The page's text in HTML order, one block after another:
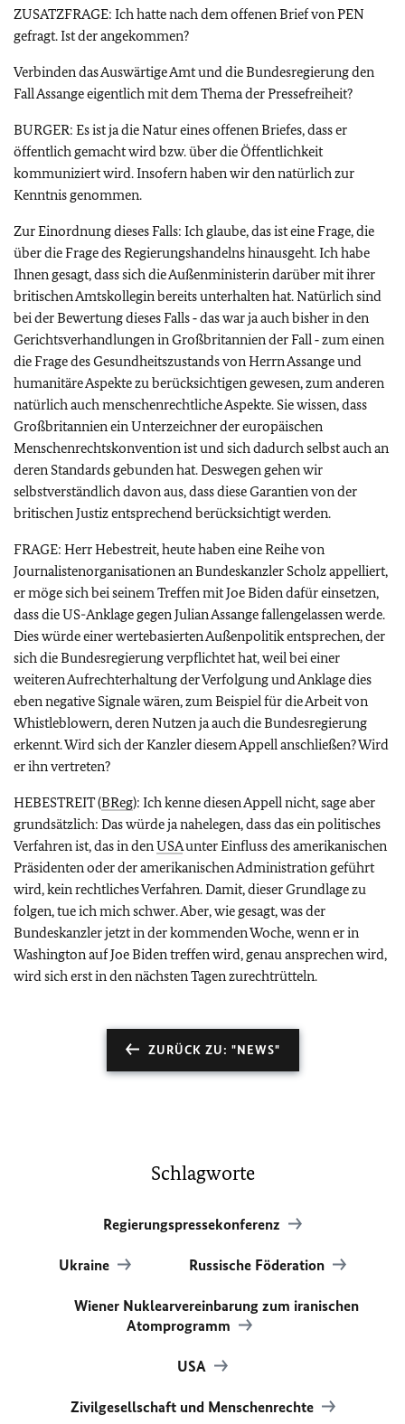
ZUSATZFRAGE: Ich hatte nach dem offenen Brief von PEN
gefragt. Ist der angekommen?
Verbinden das Auswärtige Amt und die Bundesregierung den
Fall Assange eigentlich mit dem Thema der Pressefreiheit?
BURGER: Es ist ja die Natur eines offenen Briefes, dass er
öffentlich gemacht wird bzw. über die Öffentlichkeit
kommuniziert wird. Insofern haben wir den natürlich zur
Kenntnis genommen.
Zur Einordnung dieses Falls: Ich glaube, das ist eine Frage, die
über die Frage des Regierungshandelns hinausgeht. Ich habe
Ihnen gesagt, dass sich die Außenministerin darüber mit ihrer
britischen Amtskollegin bereits unterhalten hat. Natürlich sind
bei der Bewertung dieses Falls ‑ das war ja auch bisher in den
Gerichtsverhandlungen in Großbritannien der Fall ‑ zum einen
die Frage des Gesundheitszustands von Herrn Assange und
humanitäre Aspekte zu berücksichtigen gewesen, zum anderen
natürlich auch menschenrechtliche Aspekte. Sie wissen, dass
Großbritannien ein Unterzeichner der europäischen
Menschenrechtskonvention ist und sich dadurch selbst auch an
deren Standards gebunden hat. Deswegen gehen wir
selbstverständlich davon aus, dass diese Garantien von der
britischen Justiz entsprechend berücksichtigt werden.
FRAGE: Herr Hebestreit, heute haben eine Reihe von
Journalistenorganisationen an Bundeskanzler Scholz appelliert,
er möge sich bei seinem Treffen mit Joe Biden dafür einsetzen,
dass die US-Anklage gegen Julian Assange fallengelassen werde.
Dies würde einer wertebasierten Außenpolitik entsprechen, der
sich die Bundesregierung verpflichtet hat, weil bei einer
weiteren Aufrechterhaltung der Verfolgung und Anklage dies
eben negative Signale wären, zum Beispiel für die Arbeit von
Whistleblowern, deren Nutzen ja auch die Bundesregierung
erkennt. Wird sich der Kanzler diesem Appell anschließen? Wird
er ihn vertreten?
HEBESTREIT (BReg): Ich kenne diesen Appell nicht, sage aber
grundsätzlich: Das würde ja nahelegen, dass das ein politisches
Verfahren ist, das in denUSAunter Einfluss des amerikanischen
Präsidenten oder der amerikanischen Administration geführt
wird, kein rechtliches Verfahren. Damit, dieser Grundlage zu
folgen, tue ich mich schwer. Aber, wie gesagt, was der
Bundeskanzler jetzt in der kommenden Woche, wenn er in
Washington auf Joe Biden treffen wird, genau ansprechen wird,
wird sich erst in den nächsten Tagen zurechtrütteln.
ZURÜCK ZU: "NEWS"
Schlagworte
Regierungspressekonferenz
Ukraine Russische Föderation
Wiener Nuklearvereinbarung zum iranischen
Atomprogramm
USA
Zivilgesellschaft und Menschenrechte